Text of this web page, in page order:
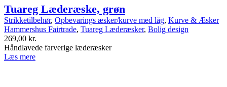
Tuareg Læderæske, grøn
Strikketilbehør, Opbevarings æsker/kurve med låg, Kurve & Æsker
Hammershus Fairtrade, Tuareg Læderæsker, Bolig design
269,00 kr.
Håndlavede farverige læderæsker
Læs mere